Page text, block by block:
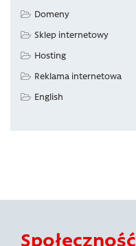
Domeny
Sklep internetowy
Hosting
Reklama internetowa
English
Społeczność